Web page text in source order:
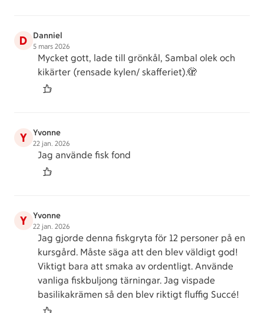
D Danniel
5 mars 2026
Mycket gott, lade till grönkål, Sambal olek och
kikärter (rensade kylen/ skafferiet).🫣
Y Yvonne
22 jan. 2026
Jag använde fisk fond
Y Yvonne
22 jan. 2026
Jag gjorde denna fiskgryta för 12 personer på en
kursgård. Måste säga att den blev väldigt god!
Viktigt bara att smaka av ordentligt. Använde
vanliga fiskbuljong tärningar. Jag vispade
basilikakrämen så den blev riktigt fluffig Succé!